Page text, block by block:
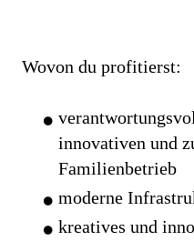
Wovon du profitierst:
innovativen und
Familienbetrieb
moderne
kreatives und